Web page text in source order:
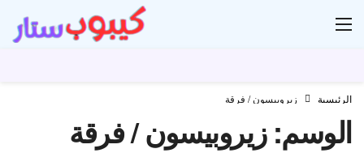
الرئيسية زيروبيسون / فرقة
الوسم:زيروبيسون / فرقة